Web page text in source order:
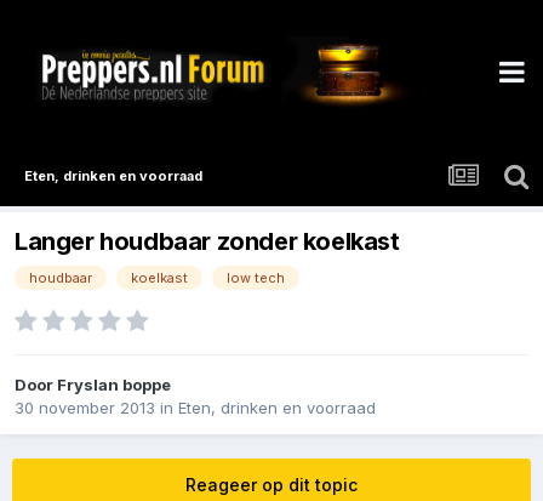
Eten, drinken en voorraad
Langer houdbaar zonder koelkast
houdbaar koelkast low tech
Door Fryslan boppe
30 november 2013 in Eten, drinken en voorraad
Reageer op dit topic